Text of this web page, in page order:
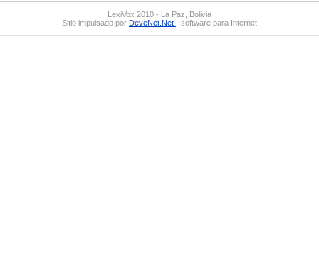
LexiVox 2010 - La Paz, Bolivia
Sitio impulsado por DeveNet.Net - software para Internet